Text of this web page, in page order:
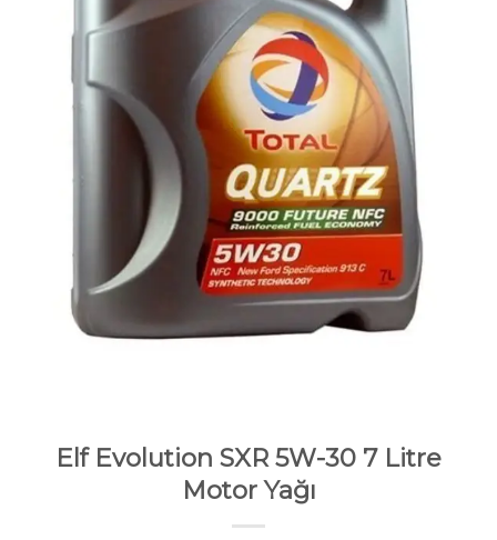
Elf Evolution SXR 5W-30 7 Litre
Motor Yağı